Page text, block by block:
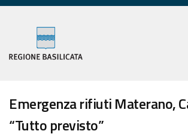
Emergenza rifiuti Materano,
“Tutto previsto”